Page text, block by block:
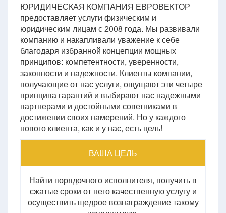
ЮРИДИЧЕСКАЯ КОМПАНИЯ ЕВРОВЕКТОР
предоставляет услуги физическим и
юридическим лицам с 2008 года. Мы развивали
компанию и накапливали уважение к себе
благодаря избранной концепции мощных
принципов: компетентности, уверенности,
законности и надежности. Клиенты компании,
получающие от нас услуги, ощущают эти четыре
принципа гарантий и выбирают нас надежными
партнерами и достойными советниками в
достижении своих намерений. Но у каждого
нового клиента, как и у нас, есть цель!
ВАША ЦЕЛЬ
Найти порядочного исполнителя, получить в
сжатые сроки от него качественную услугу и
осуществить щедрое вознаграждение такому